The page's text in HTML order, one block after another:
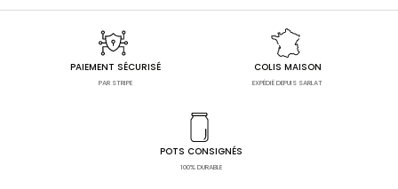
PAIEMENT SÉCURISÉ
PAR STRIPE
COLIS MAISON
EXPÉDIÉ DEPUIS SARLAT
POTS CONSIGNÉS
100% DURABLE